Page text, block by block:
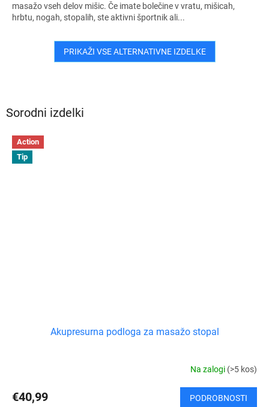
Sorodni izdelki
Action
Tip
Akupresurna podloga za masažo stopal
Na zalogi (>5 kos)
€40,99 PODROBNOSTI
masažo vseh delov mišic. Če imate bolečine v vratu, mišicah,
hrbtu, nogah, stopalih, ste aktivni športnik ali...
PRIKAŽI VSE ALTERNATIVNE IZDELKE